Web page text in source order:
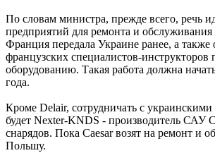
По словам министра, прежде всего, речь
предприятий для ремонта и
Франция передала Украине ранее, а
французских специалистов-инструкторов
оборудованию. Такая работа должна
года.
Кроме Delair, сотрудничать с
будет Nexter-KNDS - производитель САУ
снарядов. Пока Caesar возят на ремонт и
Польшу.